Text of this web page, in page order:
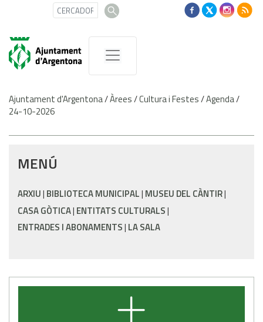
Ajuntament d'Argentona/Àrees/Cultura i Festes/Agenda/
24-10-2026
MENÚ
ARXIU BIBLIOTECA MUNICIPAL MUSEU DEL CÀNTIR
CASA GÒTICA ENTITATS CULTURALS
ENTRADES I ABONAMENTS LA SALA